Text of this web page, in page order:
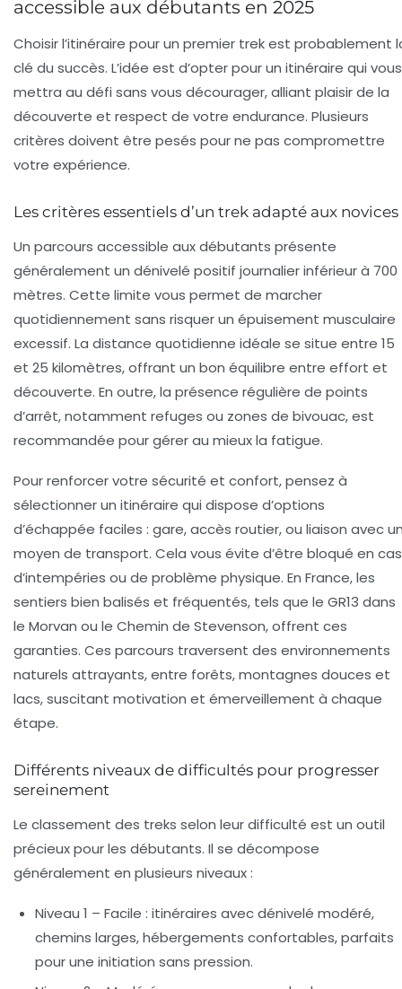
accessible aux débutants en 2025
Choisir l’itinéraire pour un premier trek est probablement
clé du succès. L’idée est d’opter pour un itinéraire qui vous
mettra au défi sans vous décourager, alliant plaisir de la
découverte et respect de votre endurance. Plusieurs
critères doivent être pesés pour ne pas compromettre
votre expérience.
Les critères essentiels d’un trek adapté aux novices
Un parcours accessible aux débutants présente
généralement un dénivelé positif journalier inférieur à 700
mètres. Cette limite vous permet de marcher
quotidiennement sans risquer un épuisement musculaire
excessif. La distance quotidienne idéale se situe entre 15
et 25 kilomètres, offrant un bon équilibre entre effort et
découverte. En outre, la présence régulière de points
d’arrêt, notamment refuges ou zones de bivouac, est
recommandée pour gérer au mieux la fatigue.
Pour renforcer votre sécurité et confort, pensez à
sélectionner un itinéraire qui dispose d’options
d’échappée faciles : gare, accès routier, ou liaison avec
moyen de transport. Cela vous évite d’être bloqué en cas
d’intempéries ou de problème physique. En France, les
sentiers bien balisés et fréquentés, tels que le GR13 dans
le Morvan ou le Chemin de Stevenson, offrent ces
garanties. Ces parcours traversent des environnements
naturels attrayants, entre forêts, montagnes douces et
lacs, suscitant motivation et émerveillement à chaque
étape.
Différents niveaux de difficultés pour progresser
sereinement
Le classement des treks selon leur difficulté est un outil
précieux pour les débutants. Il se décompose
généralement en plusieurs niveaux :
Niveau 1 – Facile : itinéraires avec dénivelé modéré,
chemins larges, hébergements confortables, parfaits
pour une initiation sans pression.